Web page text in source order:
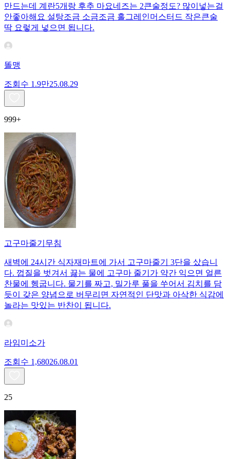
만드는데 계란5개랑 후추 마요네즈는 2큰술정도? 많이넣는걸
안좋아해요 설탕조금 소금조금 홀그레인머스터드 작은큰술
딱 요렇게 넣으면 됩니다.
똘맹
조회수 1.9만25.08.29
999+
고구마줄기무침
새벽에 24시간 식자재마트에 가서 고구마줄기 3단을 샀습니
다. 껍질을 벗겨서 끓는 물에 고구마 줄기가 약간 익으면 얼른
찬물에 헹굽니다. 물기를 짜고, 밀가루 풀을 쑤어서 김치를 담
듯이 갖은 양념으로 버무리면 자연적인 단맛과 아삭한 식감에
놀라는 맛있는 반찬이 됩니다.
라임미소가
조회수 1,68026.08.01
25